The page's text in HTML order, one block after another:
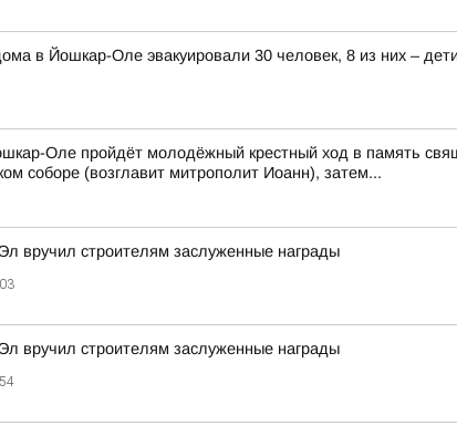
в Йошкар-Оле эвакуировали 30 человек, 8 из них –
Оле пройдёт молодёжный крестный ход в память
соборе (возглавит митрополит Иоанн), затем...
вручил строителям заслуженные награды
вручил строителям заслуженные награды